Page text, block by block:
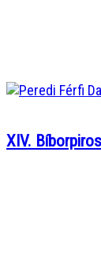
XIV.